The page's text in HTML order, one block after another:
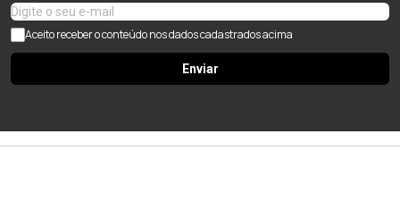
Aceito receber o conteúdo nos dados cadastrados acima
Enviar